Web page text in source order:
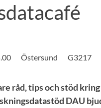
Lediga jobb
Östersund G3217
råd, tips och stöd
DAU